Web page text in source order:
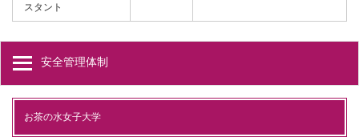
スタント
安全管理体制
お茶の水女子大学